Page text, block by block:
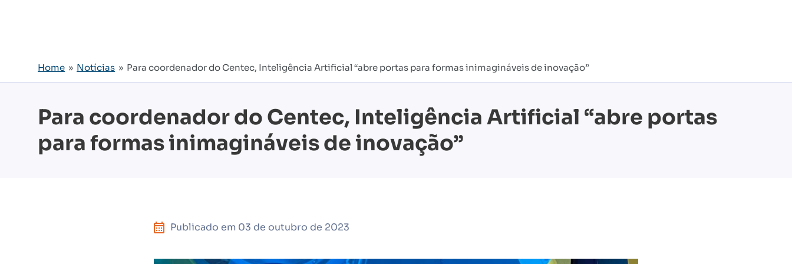
Home » Notícias » Para coordenador do Centec, Inteligência Artificial “abre portas para formas inimagináveis de inovação”
Para coordenador do Centec, Inteligência Artificial “abre portas
para formas inimagináveis de inovação”
Publicado em 03 de outubro de 2023